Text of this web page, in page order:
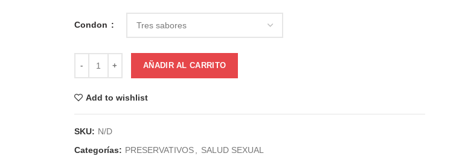
Condon
AÑADIR AL CARRITO
Add to wishlist
SKU: N/D
Categorías: PRESERVATIVOS, SALUD SEXUAL